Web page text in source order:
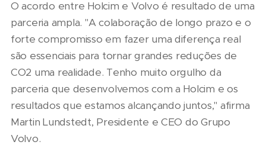
O acordo entre Holcim e Volvo é resultado de uma
parceria ampla. "A colaboração de longo prazo e o
forte compromisso em fazer uma diferença real
são essenciais para tornar grandes reduções de
CO2 uma realidade. Tenho muito orgulho da
parceria que desenvolvemos com a Holcim e os
resultados que estamos alcançando juntos," afirma
Martin Lundstedt, Presidente e CEO do Grupo
Volvo.